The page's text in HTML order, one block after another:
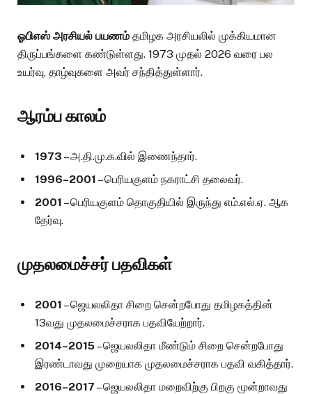
ஓபிஎஸ் அரசியல் பயணம் தமிழக அரசியலில் முக்கியமான
திருப்பங்களை கண்டுள்ளது. 1973 முதல் 2026 வரை பல
உயர்வு, தாழ்வுகளை அவர் சந்தித்துள்ளார்.
ஆரம்ப காலம்
1973 – அ.தி.மு.க.வில் இணைந்தார்.
1996–2001 – பெரியகுளம் நகராட்சி தலைவர்.
2001 – பெரியகுளம் தொகுதியில் இருந்து எம்.எல்.ஏ. ஆக
தேர்வு.
முதலமைச்சர் பதவிகள்
2001 – ஜெயலலிதா சிறை சென்றபோது தமிழகத்தின்
13வது முதலமைச்சராக பதவியேற்றார்.
2014–2015– ஜெயலலிதா மீண்டும் சிறை சென்றபோது
இரண்டாவது முறையாக முதலமைச்சராக பதவி வகித்தார்.
2016–2017 – ஜெயலலிதா மறைவிற்கு பிறகு மூன்றாவது